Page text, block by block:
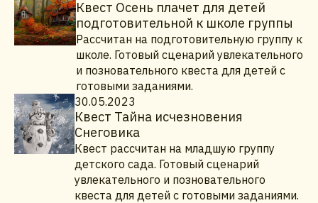
Квест Осень плачет для детей
подготовительной к школе группы
Рассчитан на подготовительную группу к
школе. Готовый сценарий увлекательного
и позновательного квеста для детей с
готовыми заданиями.
30.05.2023
Квест Тайна исчезновения
Снеговика
Квест рассчитан на младшую группу
детского сада. Готовый сценарий
увлекательного и позновательного
квеста для детей с готовыми заданиями.